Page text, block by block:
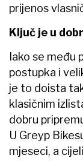
prijenos
Ključ je u
Iako se među
postupka i
je to doista
klasičnim
dobru
U Greyp
mjeseci, a